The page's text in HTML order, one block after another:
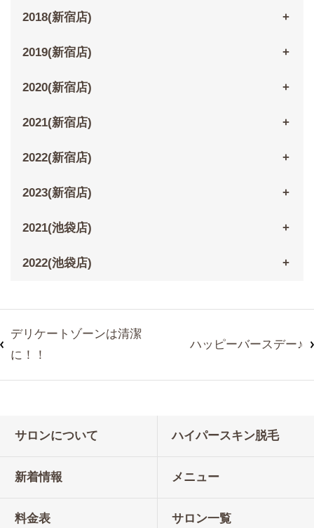
2018(新宿店)
2019(新宿店)
2020(新宿店)
2021(新宿店)
2022(新宿店)
2023(新宿店)
2021(池袋店)
2022(池袋店)
デリケートゾーンは清潔
に！！
ハッピーバースデー♪
サロンについて ハイパースキン脱毛
新着情報 メニュー
料金表 サロン一覧